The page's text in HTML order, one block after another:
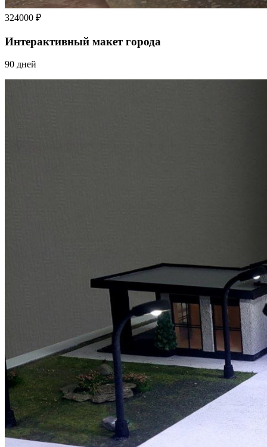
324000 ₽
Интерактивный макет города
90 дней